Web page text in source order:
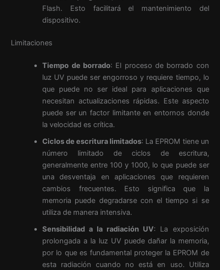
Flash. Esto facilitará el mantenimiento del
dispositivo.
Limitaciones
Tiempo de borrado: El proceso de borrado con
luz UV puede ser engorroso y requiere tiempo, lo
que puede no ser ideal para aplicaciones que
necesitan actualizaciones rápidas. Este aspecto
puede ser un factor limitante en entornos donde
la velocidad es crítica.
Ciclos de escritura limitados: La EPROM tiene un
número limitado de ciclos de escritura,
generalmente entre 100 y 1000, lo que puede ser
una desventaja en aplicaciones que requieren
cambios frecuentes. Esto significa que la
memoria puede degradarse con el tiempo si se
utiliza de manera intensiva.
Sensibilidad a la radiación UV: La exposición
prolongada a la luz UV puede dañar la memoria,
por lo que es fundamental proteger la EPROM de
esta radiación cuando no está en uso. Utiliza